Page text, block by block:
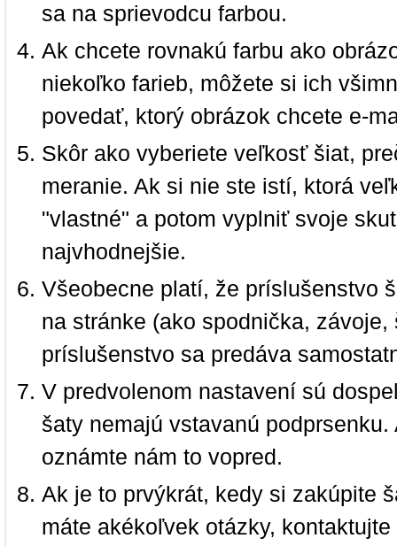
sa na sprievodcu farbou.
Ak chcete rovnakú farbu ako
niekoľko farieb, môžete si ich
povedať, ktorý obrázok chcete e-
Skôr ako vyberiete veľkosť šiat,
meranie. Ak si nie ste istí, ktorá
"vlastné" a potom vyplniť svoje
najvhodnejšie.
Všeobecne platí, že príslušenstvo
na stránke (ako spodnička,
príslušenstvo sa predáva
V predvolenom nastavení sú
šaty nemajú vstavanú
oznámte nám to vopred.
Ak je to prvýkrát, kedy si zakúpite
máte akékoľvek otázky,